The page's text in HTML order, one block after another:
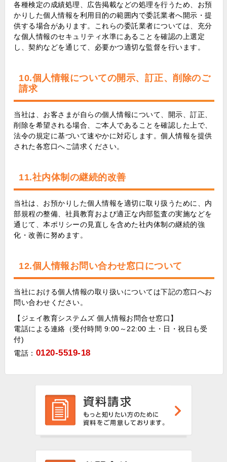
各種検定の成績処理、広告掲載などの処理を行うため、お預
かりした個人情報を利用目的の範囲内で委託業者へ開示・提
供する場合があります。これらの委託業者については、充分
な個人情報のセキュリティ水準にあることを確認の上選定
し、契約などを通じて、必要かつ適切な監督を行います。
10.個人情報についての開示、訂正、削除のご
請求
当社は、お客さまが自らの個人情報について、開示、訂正、
削除を希望される場合、ご本人であることを確認した上で、
法令の規定に基づいて速やかに対応します。個人情報を提供
された各窓口へご請求ください。
11.社内体制の継続的改善
当社は、お預かりした個人情報を適切に取り扱うために、内
部規程の整備、社員教育および適正な内部監査の実施などを
通じて、本ポリシーの見直しを含めた社内体制の継続的強
化・改善に努めます。
12.個人情報お問い合わせ窓口について
当社における個人情報の取り扱いについては下記の窓口へお
問い合わせください。
【ジェイ教育システムズ 個人情報お問合せ窓口】
電話による連絡（受付時間 9:00～22:00 土・日・祝日も受
付)
電話： 0120-5519-18